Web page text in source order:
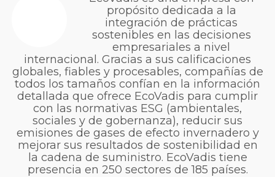
propósito dedicada a la
integración de prácticas
sostenibles en las decisiones
empresariales a nivel
internacional. Gracias a sus calificaciones
globales, fiables y procesables, compañías de
todos los tamaños confían en la información
detallada que ofrece EcoVadis para cumplir
con las normativas ESG (ambientales,
sociales y de gobernanza), reducir sus
emisiones de gases de efecto invernadero y
mejorar sus resultados de sostenibilidad en
la cadena de suministro. EcoVadis tiene
presencia en 250 sectores de 185 países.